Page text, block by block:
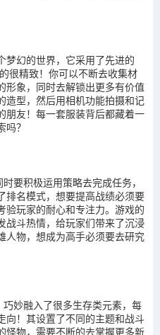
梦幻的世界，它采用了先进的
很精致！你可以不断去收集材
形象，同时去解锁出更多有价值
造型，然后用相机功能拍摄和记
朋友！每一套服装背后都藏着一
？
要积极运用策略去完成任务，
排名模式，想要提高战绩必须要
验玩家的耐心和专注力。游戏的
战斗热情，给玩家们带来了沉浸
人物，想成为高手必须要去研究
巧妙融入了很多生存类元素，每
向！其设置了不同的主题和战斗
怪物，需要不断的去掌握更多新